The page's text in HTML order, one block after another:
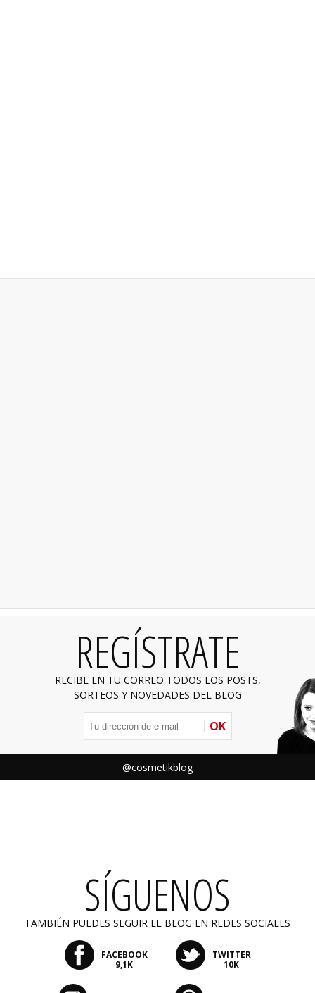
REGÍSTRATE
RECIBE EN TU CORREO TODOS LOS POSTS,
SORTEOS Y NOVEDADES DEL BLOG
OK
@cosmetikblog
SÍGUENOS
TAMBIÉN PUEDES SEGUIR EL BLOG EN REDES SOCIALES
FACEBOOK
9,1K
TWITTER
10K